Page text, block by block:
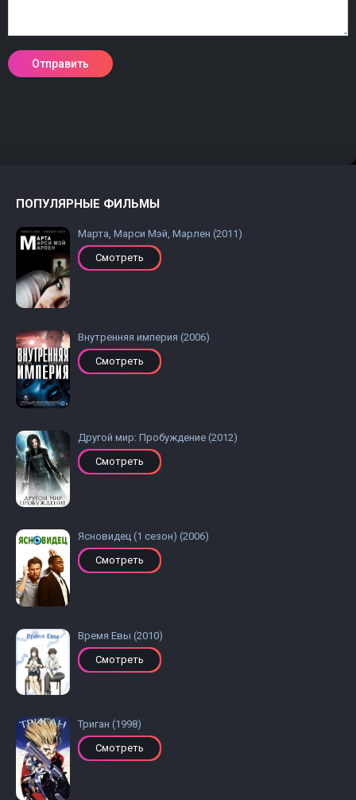
ПОПУЛЯРНЫЕ ФИЛЬМЫ
Марта, Марси Мэй, Марлен (2011)
Смотреть
Внутренняя империя (2006)
Смотреть
Другой мир: Пробуждение (2012)
Смотреть
Ясновидец (1 сезон) (2006)
Смотреть
Время Евы (2010)
Смотреть
Триган (1998)
Смотреть